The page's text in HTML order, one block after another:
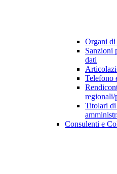
Organi
Sanzioni
dati
Telefono
Titolari
Consulenti e